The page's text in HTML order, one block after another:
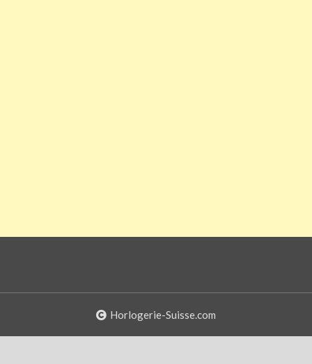
Horlogerie-Suisse.com